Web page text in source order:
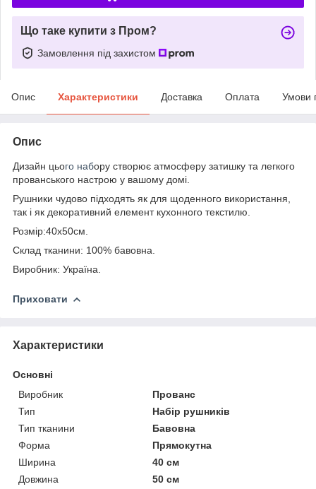
Що таке купити з Пром?
Замовлення під захистом
Опис Характеристики Доставка Оплата Умови
Опис
Дизайн цього набору створює атмосферу затишку та легкого
прованського настрою у вашому домі.
Рушники чудово підходять як для щоденного використання,
так і як декоративний елемент кухонного текстилю.
Розмір:40х50см.
Склад тканини: 100% бавовна.
Виробник: Україна.
Приховати
Характеристики
Основні
Виробник
Прованс
Тип
Набір рушників
Тип тканини
Бавовна
Форма
Прямокутна
Ширина
40 см
Довжина
50 см